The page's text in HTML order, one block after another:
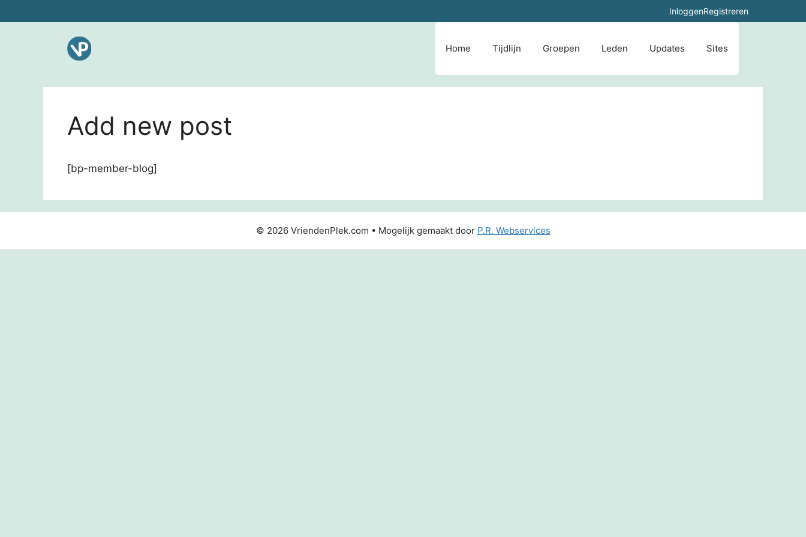
naar
InloggenRegistreren
Home Tijdlijn Groepen Leden Updates Sites
Add new post
[bp-member-blog]
© 2026 VriendenPlek.com • Mogelijk gemaakt door P.R. Webservices